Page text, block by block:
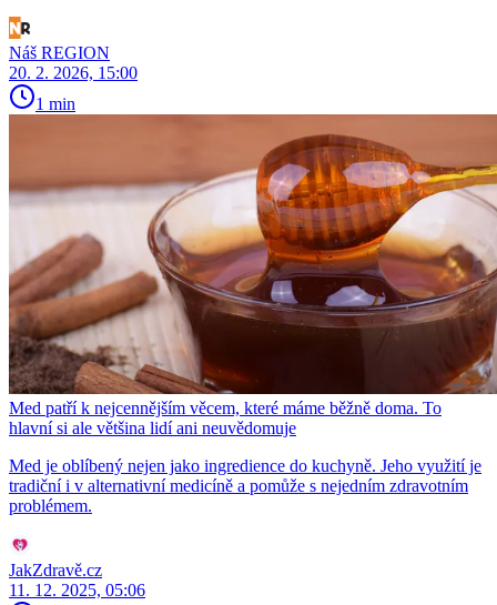
Náš REGION
20. 2. 2026, 15:00
1 min
Med patří k nejcennějším věcem, které máme běžně doma. To
hlavní si ale většina lidí ani neuvědomuje
Med je oblíbený nejen jako ingredience do kuchyně. Jeho využití je
tradiční i v alternativní medicíně a pomůže s nejedním zdravotním
problémem.
JakZdravě.cz
11. 12. 2025, 05:06